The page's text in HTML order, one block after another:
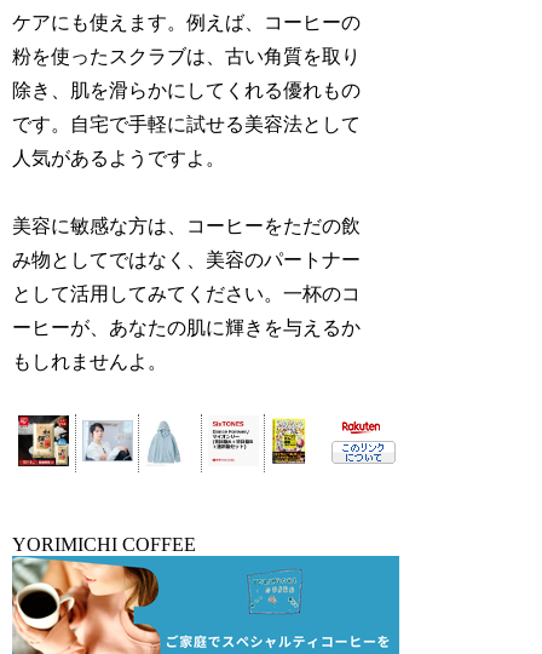
ケアにも使えます。例えば、コーヒーの
粉を使ったスクラブは、古い角質を取り
除き、肌を滑らかにしてくれる優れもの
です。自宅で手軽に試せる美容法として
人気があるようですよ。
美容に敏感な方は、コーヒーをただの飲
み物としてではなく、美容のパートナー
として活用してみてください。一杯のコ
ーヒーが、あなたの肌に輝きを与えるか
もしれませんよ。
YORIMICHI COFFEE